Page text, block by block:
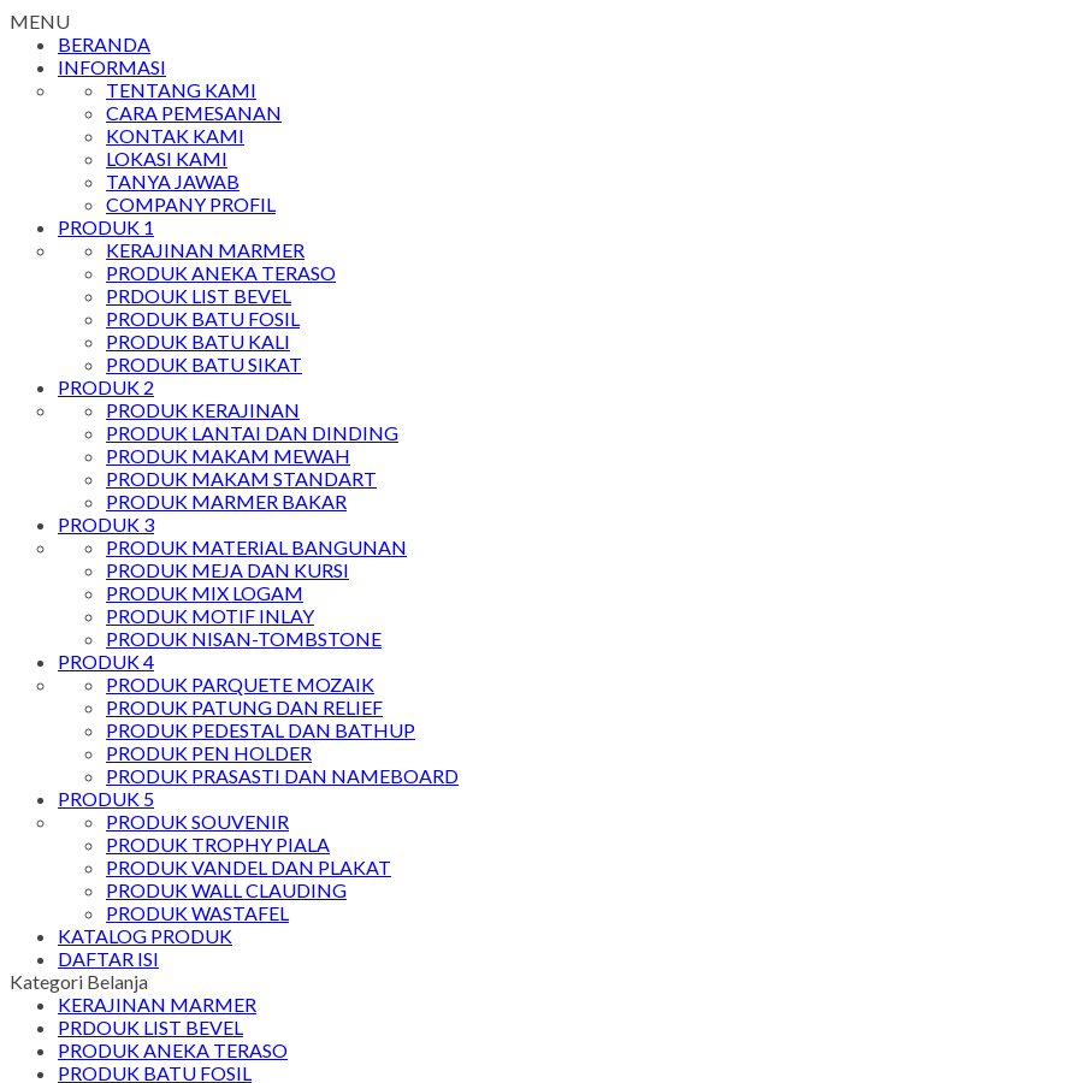
MENU
BERANDA
INFORMASI
TENTANG KAMI
CARA PEMESANAN
KONTAK KAMI
LOKASI KAMI
TANYA JAWAB
COMPANY PROFIL
PRODUK 1
KERAJINAN MARMER
PRODUK ANEKA TERASO
PRDOUK LIST BEVEL
PRODUK BATU FOSIL
PRODUK BATU KALI
PRODUK BATU SIKAT
PRODUK 2
PRODUK KERAJINAN
PRODUK LANTAI DAN DINDING
PRODUK MAKAM MEWAH
PRODUK MAKAM STANDART
PRODUK MARMER BAKAR
PRODUK 3
PRODUK MATERIAL BANGUNAN
PRODUK MEJA DAN KURSI
PRODUK MIX LOGAM
PRODUK MOTIF INLAY
PRODUK NISAN-TOMBSTONE
PRODUK 4
PRODUK PARQUETE MOZAIK
PRODUK PATUNG DAN RELIEF
PRODUK PEDESTAL DAN BATHUP
PRODUK PEN HOLDER
PRODUK PRASASTI DAN NAMEBOARD
PRODUK 5
PRODUK SOUVENIR
PRODUK TROPHY PIALA
PRODUK VANDEL DAN PLAKAT
PRODUK WALL CLAUDING
PRODUK WASTAFEL
KATALOG PRODUK
DAFTAR ISI
Kategori Belanja
KERAJINAN MARMER
PRDOUK LIST BEVEL
PRODUK ANEKA TERASO
PRODUK BATU FOSIL